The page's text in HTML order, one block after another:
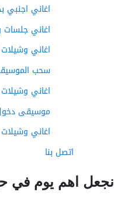
اغاني اجنبي
اغاني جلسات
اغاني وشيلات
سحب
اغاني وشيلات
موسيقى دخول
اغاني وشيلات
اتصل بنا
اهم يوم في